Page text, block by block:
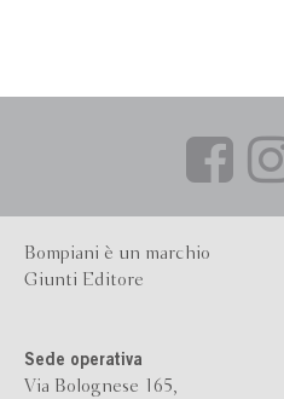
Bompiani è un marchio
Giunti Editore
Sede operativa
Via Bolognese 165,